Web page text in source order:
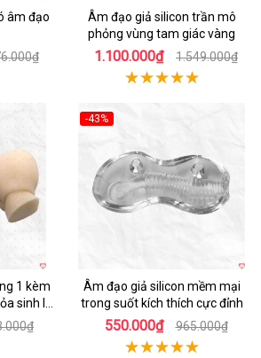
âm đạo
Âm đạo giả silicon trần mô
phỏng vùng tam giác vàng
1.100.000₫ 1.549.000₫
1 kèm
sinh lý
-43%
Âm đạo giả silicon mềm mại
trong suốt kích thích cực đỉnh
550.000₫ 965.000₫